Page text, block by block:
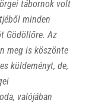
tábornok volt
minden
Gödöllőre. Az
meg is köszönte
küldeményt, de,
valójában